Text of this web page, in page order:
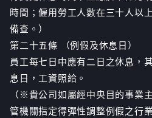
時間；僱用勞工人數在三十人以
備查。）
第二十五條 （例假及休息日）
員工每七日中應有二日之休息，
息日，工資照給。
（※貴公司如屬經中央目的事業
管機關指定得彈性調整例假之行